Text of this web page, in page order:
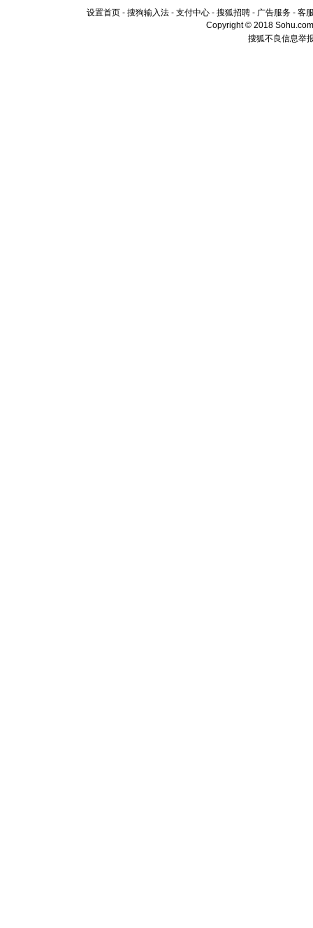
设置首页 - 搜狗输入法 - 支付中心 - 搜狐招聘 - 广告服务 - 客
Copyright © 2018
搜狐不良信息举